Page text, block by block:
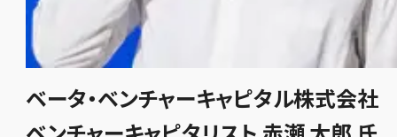
ベータ・ベンチャーキャピタル株式会社